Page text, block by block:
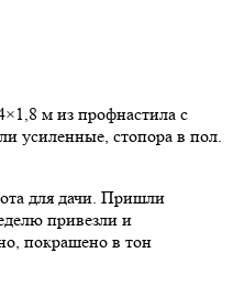
м из профнастила с
усиленные, стопора в пол.
для дачи. Пришли
привезли и
покрашено в тон